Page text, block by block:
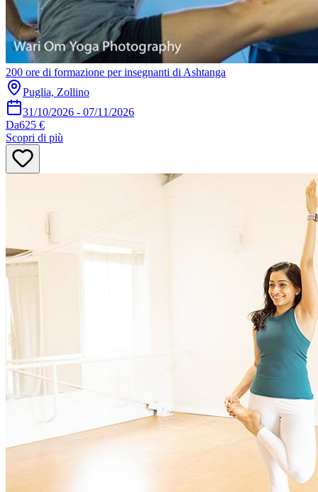
200 ore di formazione per insegnanti di Ashtanga
Puglia, Zollino
31/10/2026 - 07/11/2026
Da625 €
Scopri di più